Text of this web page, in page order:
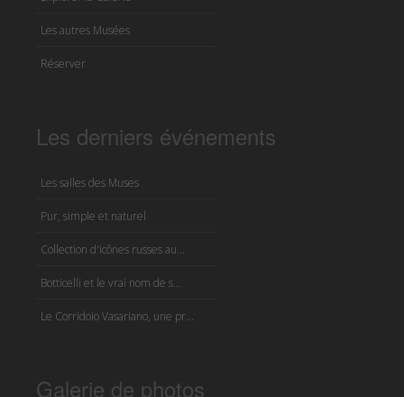
Les autres Musées
Réserver
Les derniers événements
Les salles des Muses
Pur, simple et naturel
Collection d'icônes russes au...
Botticelli et le vrai nom de s...
Le Corridoio Vasariano, une pr...
Galerie de photos